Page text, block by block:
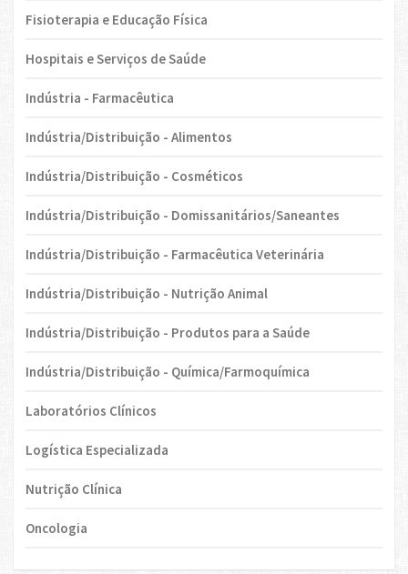
Fisioterapia e Educação Física
Hospitais e Serviços de Saúde
Indústria - Farmacêutica
Indústria/Distribuição - Alimentos
Indústria/Distribuição - Cosméticos
Indústria/Distribuição - Domissanitários/Saneantes
Indústria/Distribuição - Farmacêutica Veterinária
Indústria/Distribuição - Nutrição Animal
Indústria/Distribuição - Produtos para a Saúde
Indústria/Distribuição - Química/Farmoquímica
Laboratórios Clínicos
Logística Especializada
Nutrição Clínica
Oncologia